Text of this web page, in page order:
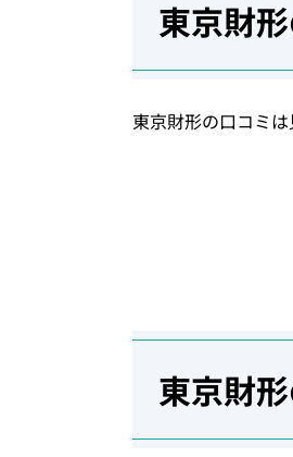
東京財
東京財形の口コミは
東京財